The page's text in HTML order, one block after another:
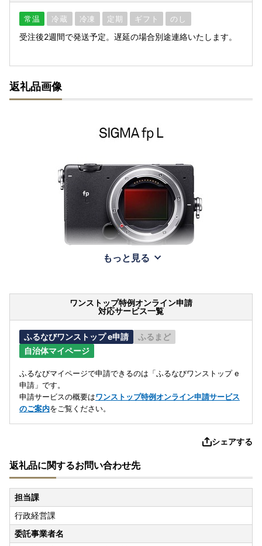
常温 冷蔵 冷凍 定期 ギフト のし
受注後2週間で発送予定。遅延の場合別途連絡いたします。
返礼品画像
もっと見る
ワンストップ特例オンライン申請
対応サービス一覧
ふるなびワンストップ e申請
ふるまど
自治体マイページ
ふるなびマイページで申請できるのは「ふるなびワンストップ e
申請」です。
申請サービスの概要はワンストップ特例オンライン申請サービス
のご案内をご覧ください。
シェアする
返礼品に関するお問い合わせ先
担当課
行政経営課
委託事業者名